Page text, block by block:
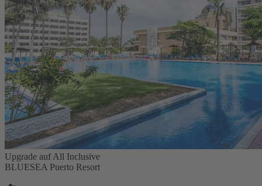
Upgrade auf All Inclusive
BLUESEA Puerto Resort